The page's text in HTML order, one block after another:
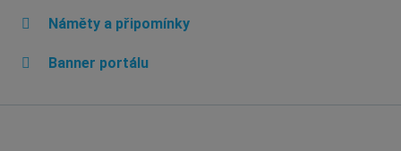
Náměty a připomínky
Banner portálu